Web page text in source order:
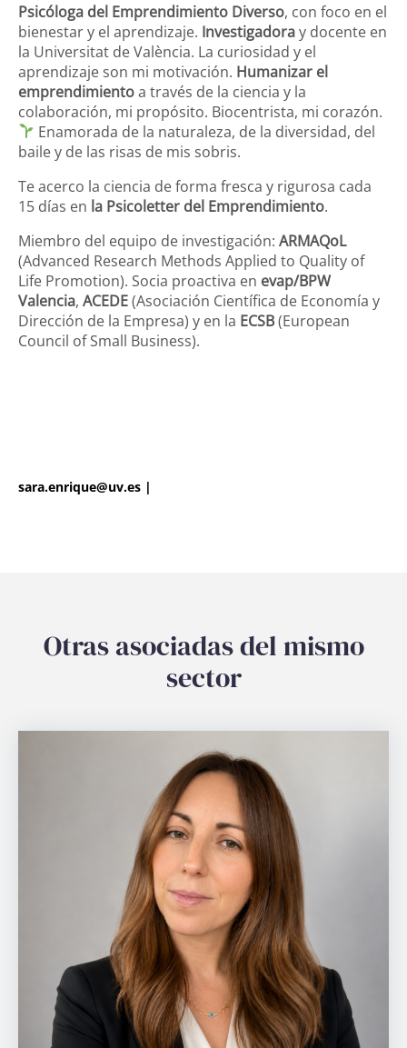
Psicóloga del Emprendimiento Diverso, con foco en el
bienestar y el aprendizaje. Investigadoray docente en
la Universitat de València. La curiosidad y el
aprendizaje son mi motivación. Humanizar el
emprendimientoa través de la ciencia y la
colaboración, mi propósito. Biocentrista, mi corazón.
Enamorada de la naturaleza, de la diversidad, del
baile y de las risas de mis sobris.
Te acerco la ciencia de forma fresca y rigurosa cada
15 días en la Psicoletter del Emprendimiento.
Miembro del equipo de investigación: ARMAQoL
(Advanced Research Methods Applied to Quality of
Life Promotion). Socia proactiva en evap/BPW
Valencia, ACEDE(Asociación Científica de Economía y
Dirección de la Empresa) y en la ECSB(European
Council of Small Business).
sara.enrique@uv.es |
Otras asociadas del mismo
sector